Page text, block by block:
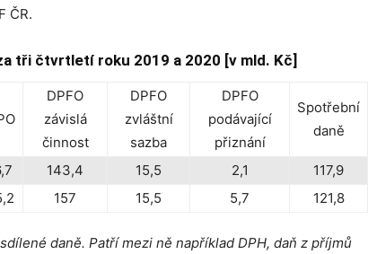
ČR.
tři čtvrtletí roku 2019 a 2020 [v mld. Kč]
DPFO
závislá
činnost
DPFO
zvláštní
sazba
DPFO
podávající
přiznání
Spotřební
daně
143,4 15,5 2,1
117,9
157 15,5 5,7 121,8
daně. Patří mezi ně například DPH, daň z příjmů